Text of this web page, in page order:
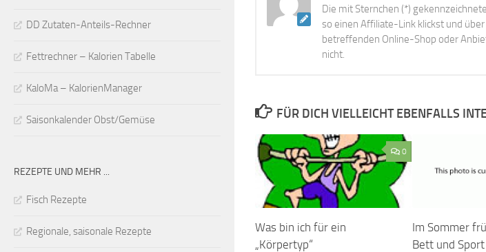
Die mit Sternchen (*)
so einen Affiliate-Link klickst und
betreffenden Online-Shop oder
nicht.
FÜR DICH VIELLEICHT EBENFALLS
0
Was bin ich für ein
„Körpertyp“
Im Sommer
Bett und
DD Zutaten-Anteils-Rechner
Fettrechner – Kalorien Tabelle
KaloMa – KalorienManager
Saisonkalender Obst/Gemüse
REZEPTE UND MEHR ...
Fisch Rezepte
Regionale, saisonale Rezepte